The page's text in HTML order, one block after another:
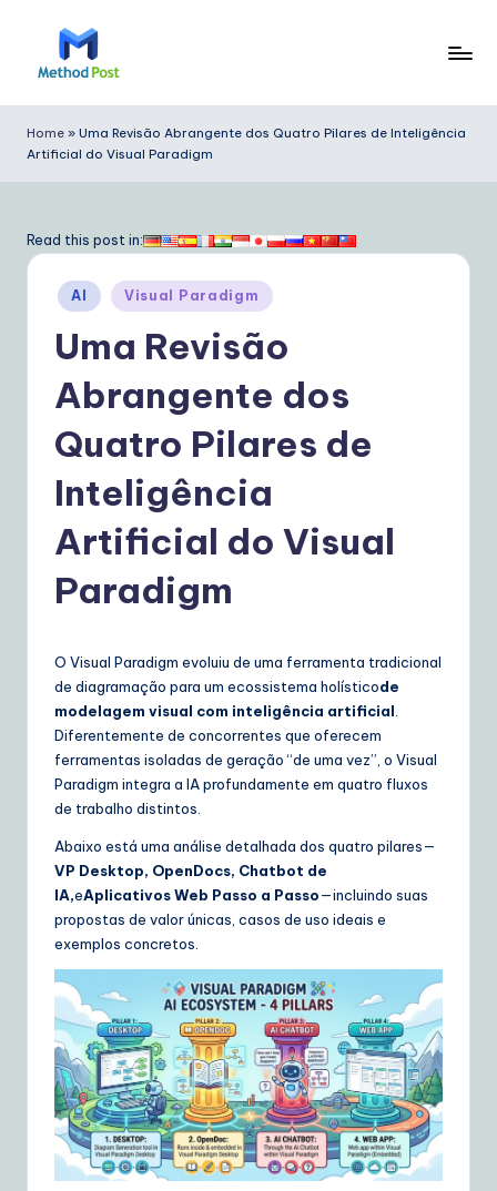
e
t
o
rt
o
D
ai
ly
G
ui
d
Home » Uma Revisão Abrangente dos Quatro Pilares de Inteligência
Artificial do Visual Paradigm
Read this post in:
Posted
in
AI Visual Paradigm
Uma Revisão
Abrangente dos
Quatro Pilares de
Inteligência
Artificial do Visual
Paradigm
O Visual Paradigm evoluiu de uma ferramenta tradicional
de diagramação para um ecossistema holísticode
modelagem visual com inteligência artificial
Diferentemente de concorrentes que oferecem
ferramentas isoladas de geração “de uma vez”, o Visual
Paradigm integra a IA profundamente em quatro fluxos
de trabalho distintos.
Abaixo está uma análise detalhada dos quatro pilares—
VP Desktop, OpenDocs, Chatbot de
IA,eAplicativos Web Passo a Passo—incluindo suas
propostas de valor únicas, casos de uso ideais e
exemplos concretos.